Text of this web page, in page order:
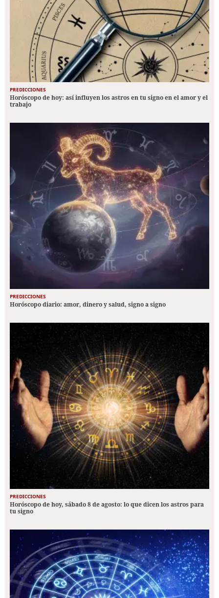
PREDICCIONES
Horóscopo de hoy: así influyen los astros en tu signo en el amor y el
trabajo
PREDICCIONES
Horóscopo diario: amor, dinero y salud, signo a signo
PREDICCIONES
Horóscopo de hoy, sábado 8 de agosto: lo que dicen los astros para
tu signo